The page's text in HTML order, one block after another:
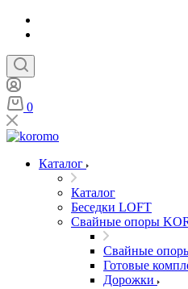
0
Каталог
Каталог
Беседки LOFT
Свайные опоры
Свайные
Готовые
Дорожки